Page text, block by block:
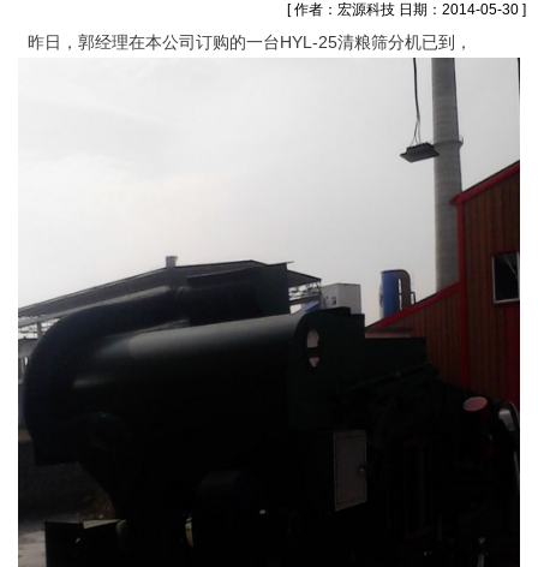
[ 作者：宏源科技 日期：2014-05-30 ]
昨日，郭经理在本公司订购的一台HYL-25清粮筛分机已到，